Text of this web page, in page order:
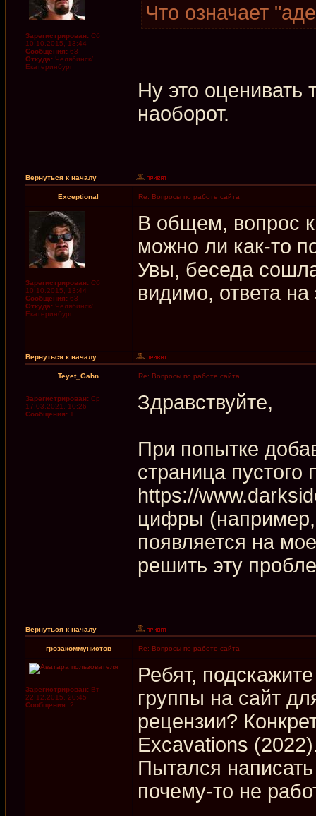
Зарегистрирован: Сб
10.10.2015, 13:44
Сообщения: 63
Откуда: Челябинск/
Екатеринбург
Что означает
Ну это оценивать
наоборот.
Вернуться к началу
Exceptional Re: Вопросы по работе сайта
Зарегистрирован: Сб
10.10.2015, 13:44
Сообщения: 63
Откуда: Челябинск/
Екатеринбург
В общем, вопрос
можно ли как-то
Увы, беседа
видимо, ответа
Вернуться к началу
Teyet_Gahn Re: Вопросы по работе сайта
Зарегистрирован: Ср
17.03.2021, 10:26
Сообщения: 1
Здравствуйте,
При попытке
страница
https://
цифры (например,
появляется на
решить эту
Вернуться к началу
грозакоммунистов Re: Вопросы по работе сайта
Зарегистрирован: Вт
22.12.2015, 20:45
Сообщения: 2
Ребят,
группы на сайт
рецензии?
Excavations
Пытался
почему-то не